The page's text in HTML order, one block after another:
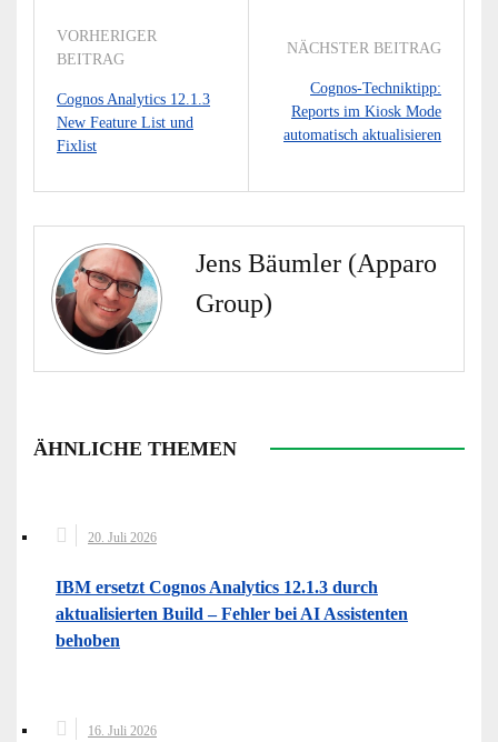
VORHERIGER
BEITRAG
Cognos Analytics 12.1.3
New Feature List und
Fixlist
NÄCHSTER BEITRAG
Cognos-Techniktipp:
Reports im Kiosk Mode
automatisch aktualisieren
Jens Bäumler (Apparo
Group)
ÄHNLICHE THEMEN
20. Juli 2026
IBM ersetzt Cognos Analytics 12.1.3 durch
aktualisierten Build – Fehler bei AI Assistenten
behoben
16. Juli 2026